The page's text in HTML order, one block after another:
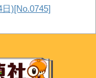
)[No.0745]